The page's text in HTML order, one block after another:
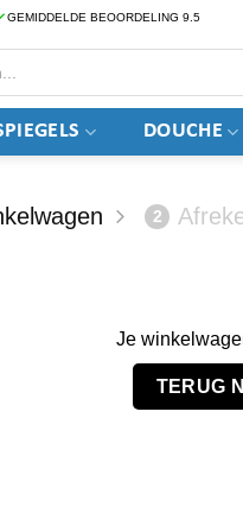
GEMIDDELDE BEOORDELING 9.5
DOUCHE
2
Je
TERUG